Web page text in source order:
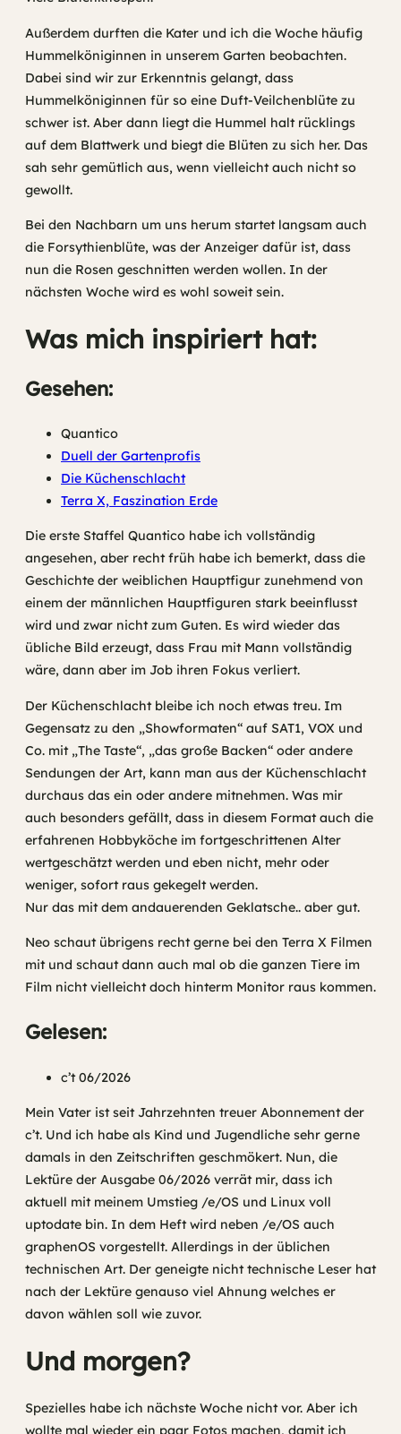
Außerdem durften die Kater und ich die Woche häufig
Hummelköniginnen in unserem Garten beobachten.
Dabei sind wir zur Erkenntnis gelangt, dass
Hummelköniginnen für so eine Duft-Veilchenblüte zu
schwer ist. Aber dann liegt die Hummel halt rücklings
auf dem Blattwerk und biegt die Blüten zu sich her. Das
sah sehr gemütlich aus, wenn vielleicht auch nicht so
gewollt.
Bei den Nachbarn um uns herum startet langsam auch
die Forsythienblüte, was der Anzeiger dafür ist, dass
nun die Rosen geschnitten werden wollen. In der
nächsten Woche wird es wohl soweit sein.
Was mich inspiriert hat:
Gesehen:
Quantico
Duell der Gartenprofis
Die Küchenschlacht
Terra X, Faszination Erde
Die erste Staffel Quantico habe ich vollständig
angesehen, aber recht früh habe ich bemerkt, dass die
Geschichte der weiblichen Hauptfigur zunehmend von
einem der männlichen Hauptfiguren stark beeinflusst
wird und zwar nicht zum Guten. Es wird wieder das
übliche Bild erzeugt, dass Frau mit Mann vollständig
wäre, dann aber im Job ihren Fokus verliert.
Der Küchenschlacht bleibe ich noch etwas treu. Im
Gegensatz zu den „Showformaten“ auf SAT1, VOX und
Co. mit „The Taste“, „das große Backen“ oder andere
Sendungen der Art, kann man aus der Küchenschlacht
durchaus das ein oder andere mitnehmen. Was mir
auch besonders gefällt, dass in diesem Format auch die
erfahrenen Hobbyköche im fortgeschrittenen Alter
wertgeschätzt werden und eben nicht, mehr oder
weniger, sofort raus gekegelt werden.
Nur das mit dem andauerenden Geklatsche.. aber gut.
Neo schaut übrigens recht gerne bei den Terra X Filmen
mit und schaut dann auch mal ob die ganzen Tiere im
Film nicht vielleicht doch hinterm Monitor raus kommen.
Gelesen:
c’t 06/2026
Mein Vater ist seit Jahrzehnten treuer Abonnement der
c’t. Und ich habe als Kind und Jugendliche sehr gerne
damals in den Zeitschriften geschmökert. Nun, die
Lektüre der Ausgabe 06/2026 verrät mir, dass ich
aktuell mit meinem Umstieg /e/OS und Linux voll
uptodate bin. In dem Heft wird neben /e/OS auch
graphenOS vorgestellt. Allerdings in der üblichen
technischen Art. Der geneigte nicht technische Leser hat
nach der Lektüre genauso viel Ahnung welches er
davon wählen soll wie zuvor.
Und morgen?
Spezielles habe ich nächste Woche nicht vor. Aber ich
wollte mal wieder ein paar Fotos machen, damit ich